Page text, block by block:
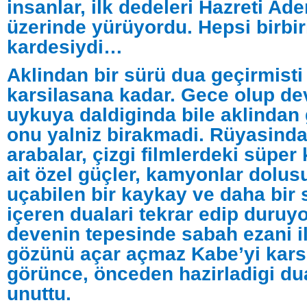
insanlar, ilk dedeleri Hazreti
üzerinde yürüyordu. Hepsi
kardesiydi…
Aklindan bir sürü dua geçirmisti
karsilasana kadar. Gece olup
uykuya daldiginda bile aklindan
onu yalniz birakmadi.
arabalar, çizgi filmlerdeki süper
ait özel güçler, kamyonlar
uçabilen bir kaykay ve daha bir
içeren dualari tekrar edip
devenin tepesinde sabah ezani
gözünü açar açmaz Kabe’yi
görünce, önceden hazirladigi
unuttu.